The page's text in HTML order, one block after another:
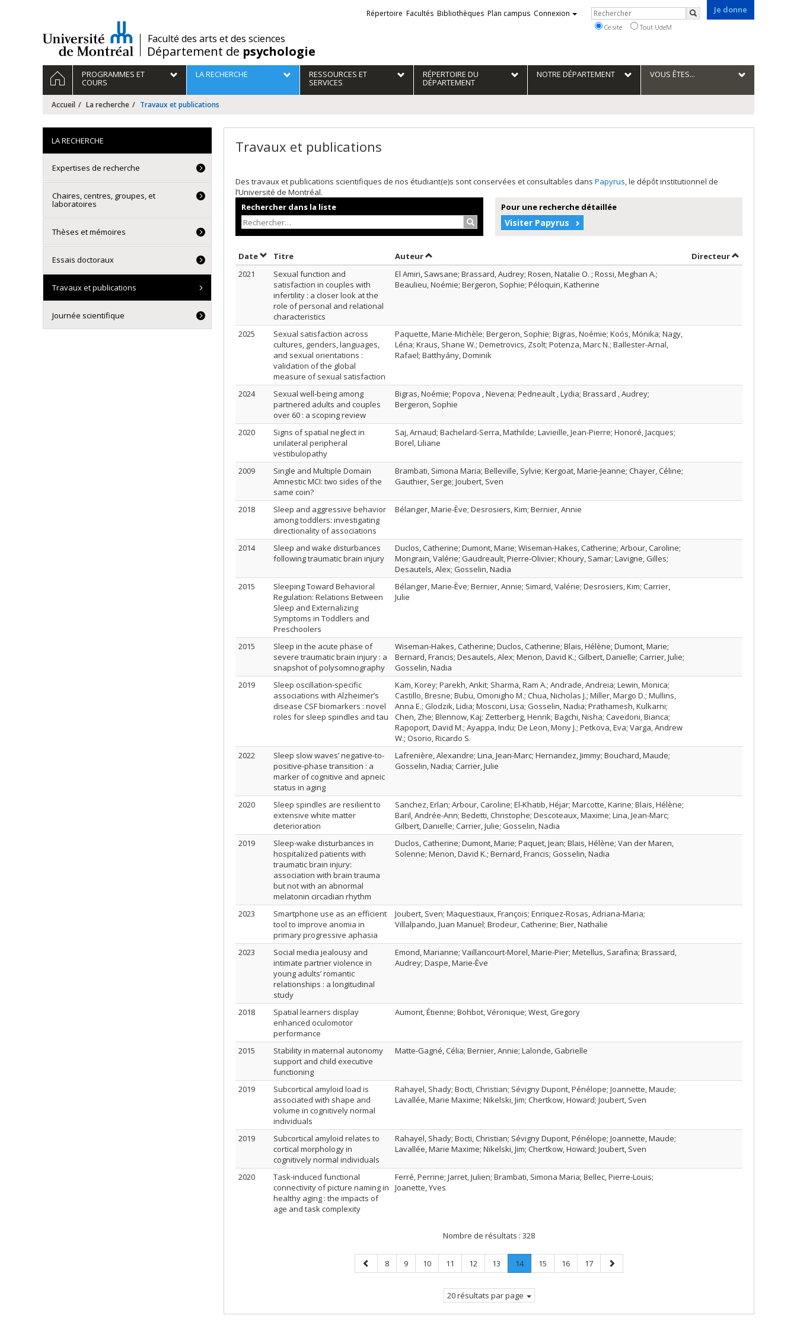
/Faculté des arts et des sciences
Département de psychologie
Je donne
Liens
externes
Répertoire Facultés Bibliothèques Plan campus Connexion Rechercher
Rechercher
Ce site Tout UdeM
Navigation
principale
ACCUEILPROGRAMMES ET
COURS
LA RECHERCHE RESSOURCES ET
SERVICES
RÉPERTOIRE DU
DÉPARTEMENT
NOTRE DÉPARTEMENT VOUS ÊTES...
Accueil La recherche Travaux et publications
Travaux et publications
Des travaux et publications scientifiques de nos étudiant(e)s sont conservées et consultables dans Papyrus, le dépôt institutionnel de
l’Université de Montréal.
Rechercher dans la liste
Rechercher…
Pour une recherche détaillée
Visiter Papyrus
DateTrier par date en ordre croissant
Titre Trier par titre en ordre croissant
AuteurTrier par auteur en ordre croissant Directeurpar
2021
Sexual function and
satisfaction in couples with
infertility : a closer look at the
role of personal and relational
characteristics
El Amiri, Sawsane; Brassard, Audrey; Rosen, Natalie O. ; Rossi, Meghan A.;
Beaulieu, Noémie; Bergeron, Sophie; Péloquin, Katherine
2025
Sexual satisfaction across
cultures, genders, languages,
and sexual orientations :
validation of the global
measure of sexual satisfaction
Paquette, Marie-Michèle; Bergeron, Sophie; Bigras, Noémie; Koós, Mónika; Nagy,
Léna; Kraus, Shane W.; Demetrovics, Zsolt; Potenza, Marc N.; Ballester-Arnal,
Rafael; Batthyány, Dominik
2024
Sexual well-being among
partnered adults and couples
over 60 : a scoping review
Bigras, Noémie; Popova , Nevena; Pedneault , Lydia; Brassard , Audrey;
Bergeron, Sophie
2020
Signs of spatial neglect in
unilateral peripheral
vestibulopathy
Saj, Arnaud; Bachelard-Serra, Mathilde; Lavieille, Jean-Pierre; Honoré, Jacques;
Borel, Liliane
2009
Single and Multiple Domain
Amnestic MCI: two sides of the
same coin?
Brambati, Simona Maria; Belleville, Sylvie; Kergoat, Marie-Jeanne; Chayer, Céline;
Gauthier, Serge; Joubert, Sven
2018
Sleep and aggressive behavior
among toddlers: investigating
directionality of associations
Bélanger, Marie-Ève; Desrosiers, Kim; Bernier, Annie
2014
Sleep and wake disturbances
following traumatic brain injury
Duclos, Catherine; Dumont, Marie; Wiseman-Hakes, Catherine; Arbour, Caroline;
Mongrain, Valérie; Gaudreault, Pierre-Olivier; Khoury, Samar; Lavigne, Gilles;
Desautels, Alex; Gosselin, Nadia
2015
Sleeping Toward Behavioral
Regulation: Relations Between
Sleep and Externalizing
Symptoms in Toddlers and
Preschoolers
Bélanger, Marie-Ève; Bernier, Annie; Simard, Valérie; Desrosiers, Kim; Carrier,
Julie
2015
Sleep in the acute phase of
severe traumatic brain injury : a
snapshot of polysomnography
Wiseman-Hakes, Catherine; Duclos, Catherine; Blais, Hélène; Dumont, Marie;
Bernard, Francis; Desautels, Alex; Menon, David K.; Gilbert, Danielle; Carrier, Julie;
Gosselin, Nadia
2019
Sleep oscillation-specific
associations with Alzheimer’s
disease CSF biomarkers : novel
roles for sleep spindles and tau
Kam, Korey; Parekh, Ankit; Sharma, Ram A.; Andrade, Andreia; Lewin, Monica;
Castillo, Bresne; Bubu, Omonigho M.; Chua, Nicholas J.; Miller, Margo D.; Mullins,
Anna E.; Glodzik, Lidia; Mosconi, Lisa; Gosselin, Nadia; Prathamesh, Kulkarni;
Chen, Zhe; Blennow, Kaj; Zetterberg, Henrik; Bagchi, Nisha; Cavedoni, Bianca;
Rapoport, David M.; Ayappa, Indu; De Leon, Mony J.; Petkova, Eva; Varga, Andrew
W.; Osorio, Ricardo S.
2022
Sleep slow waves’ negative-to-
positive-phase transition : a
marker of cognitive and apneic
status in aging
Lafrenière, Alexandre; Lina, Jean-Marc; Hernandez, Jimmy; Bouchard, Maude;
Gosselin, Nadia; Carrier, Julie
2020
Sleep spindles are resilient to
extensive white matter
deterioration
Sanchez, Erlan; Arbour, Caroline; El-Khatib, Héjar; Marcotte, Karine; Blais, Hélène;
Baril, Andrée-Ann; Bedetti, Christophe; Descoteaux, Maxime; Lina, Jean-Marc;
Gilbert, Danielle; Carrier, Julie; Gosselin, Nadia
2019
Sleep-wake disturbances in
hospitalized patients with
traumatic brain injury:
association with brain trauma
but not with an abnormal
melatonin circadian rhythm
Duclos, Catherine; Dumont, Marie; Paquet, Jean; Blais, Hélène; Van der Maren,
Solenne; Menon, David K.; Bernard, Francis; Gosselin, Nadia
2023
Smartphone use as an efficient
tool to improve anomia in
primary progressive aphasia
Joubert, Sven; Maquestiaux, François; Enriquez-Rosas, Adriana-Maria;
Villalpando, Juan Manuel; Brodeur, Catherine; Bier, Nathalie
2023
Social media jealousy and
intimate partner violence in
young adults’ romantic
relationships : a longitudinal
study
Emond, Marianne; Vaillancourt-Morel, Marie-Pier; Metellus, Sarafina; Brassard,
Audrey; Daspe, Marie-Ève
2018
Spatial learners display
enhanced oculomotor
performance
Aumont, Étienne; Bohbot, Véronique; West, Gregory
2015
Stability in maternal autonomy
support and child executive
functioning
Matte-Gagné, Célia; Bernier, Annie; Lalonde, Gabrielle
2019
Subcortical amyloid load is
associated with shape and
volume in cognitively normal
individuals
Rahayel, Shady; Bocti, Christian; Sévigny Dupont, Pénélope; Joannette, Maude;
Lavallée, Marie Maxime; Nikelski, Jim; Chertkow, Howard; Joubert, Sven
2019
Subcortical amyloid relates to
cortical morphology in
cognitively normal individuals
Rahayel, Shady; Bocti, Christian; Sévigny Dupont, Pénélope; Joannette, Maude;
Lavallée, Marie Maxime; Nikelski, Jim; Chertkow, Howard; Joubert, Sven
2020
Task-induced functional
connectivity of picture naming in
healthy aging : the impacts of
age and task complexity
Ferré, Perrine; Jarret, Julien; Brambati, Simona Maria; Bellec, Pierre-Louis;
Joanette, Yves
Nombre de résultats : 328
Page
précédente
Page
8 Page
9 Page
10 Page
11 Page
12 Page
13 Page
14.
Page
Page
15 Page
16 Page
17
Page
suivante
20 résultats par page
LA RECHERCHE
Expertises de recherche
Chaires, centres, groupes, et
laboratoires
Thèses et mémoires
Essais doctoraux
Travaux et publications
Journée scientifique